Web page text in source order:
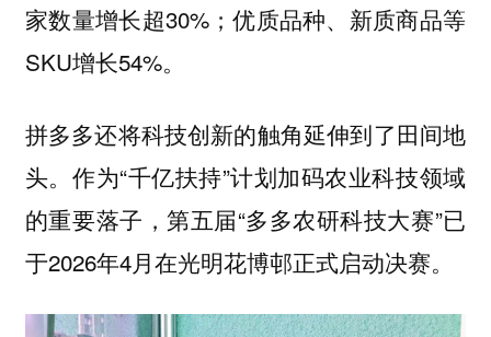
家数量增长超30%；优质品种、新质商品等
SKU增长54%。
拼多多还将科技创新的触角延伸到了田间地
头。作为“千亿扶持”计划加码农业科技领域
的重要落子，第五届“多多农研科技大赛”已
于2026年4月在光明花博邨正式启动决赛。